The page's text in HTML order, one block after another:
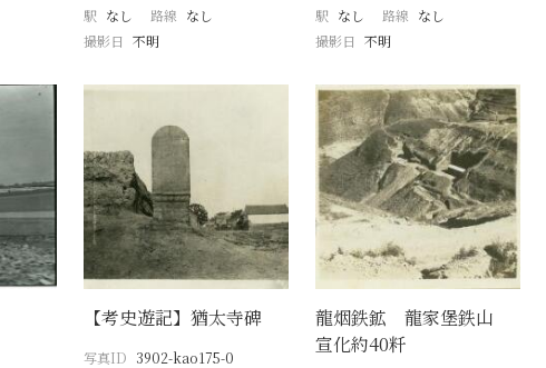
駅 なし 路線 なし
撮影日 不明
駅 なし 路線 なし
撮影日 不明
【考史遊記】猶太寺碑
写真ID 3902-kao175-0
龍烟鉄鉱 龍家堡鉄山
宣化約40粁